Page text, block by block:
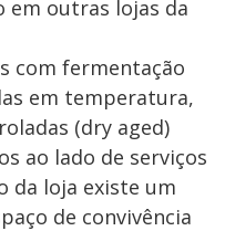
em outras lojas da
com fermentação
em temperatura,
(dry aged)
ao lado de serviços
da loja existe um
de convivência